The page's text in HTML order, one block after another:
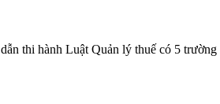
thi hành Luật Quản lý thuế có 5 trường